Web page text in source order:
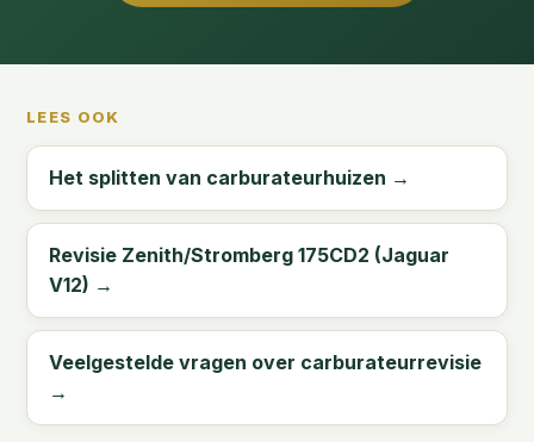
LEES OOK
Het splitten van carburateurhuizen →
Revisie Zenith/Stromberg 175CD2 (Jaguar
V12) →
Veelgestelde vragen over carburateurrevisie
→